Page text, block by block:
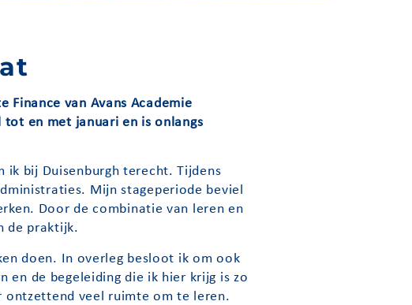
Finance van Avans Academie
en met januari en is onlangs
ik bij Duisenburgh terecht. Tijdens
Mijn stageperiode beviel
Door de combinatie van leren en
de praktijk.
doen. In overleg besloot ik om ook
en de begeleiding die ik hier krijg is zo
ontzettend veel ruimte om te leren.